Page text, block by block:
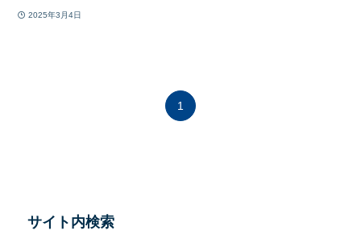
2025年3月4日
1
サイト内検索